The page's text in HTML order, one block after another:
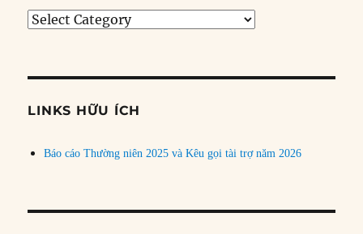
Tìm
đề
LINKS HỮU ÍCH
Báo cáo Thường niên 2025 và Kêu gọi tài trợ năm 2026